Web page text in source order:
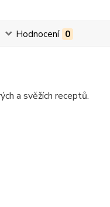
Hodnocení 0
a svěžích receptů.